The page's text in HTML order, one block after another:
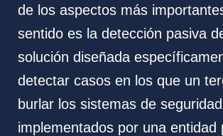
de los aspectos más
sentido es la detección pasiva
solución diseñada
detectar casos en los que un
burlar los sistemas de seguridad
implementados por una entidad